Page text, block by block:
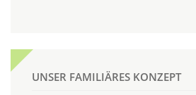
UNSER FAMILIÄRES KONZEPT